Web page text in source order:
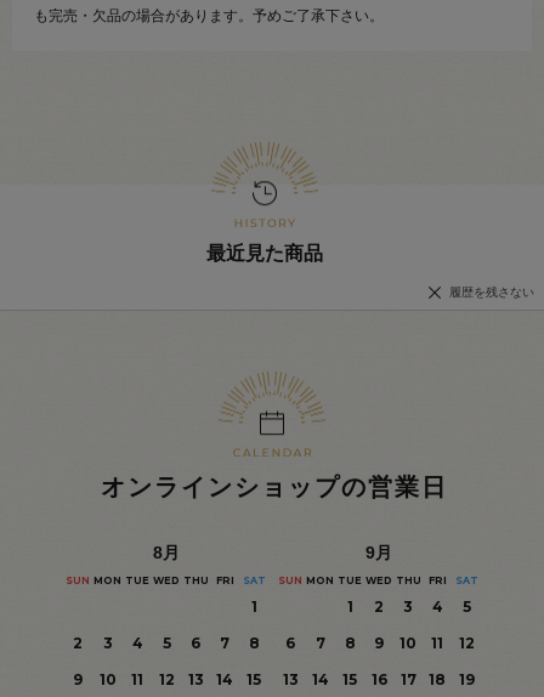
も完売・欠品の場合があります。予めご了承下さい。
最近見た商品
履歴を残さない
オンラインショップの営業日
8月
SUN MON TUE WED THU FRI SAT
1
2
3 4 5 6 7
8
9
10 11 12 13 14
15
9月
SUN MON TUE WED THU FRI SAT
1 2 3 4
5
6
7 8 9 10 11
12
13
14 15 16 17 18
19